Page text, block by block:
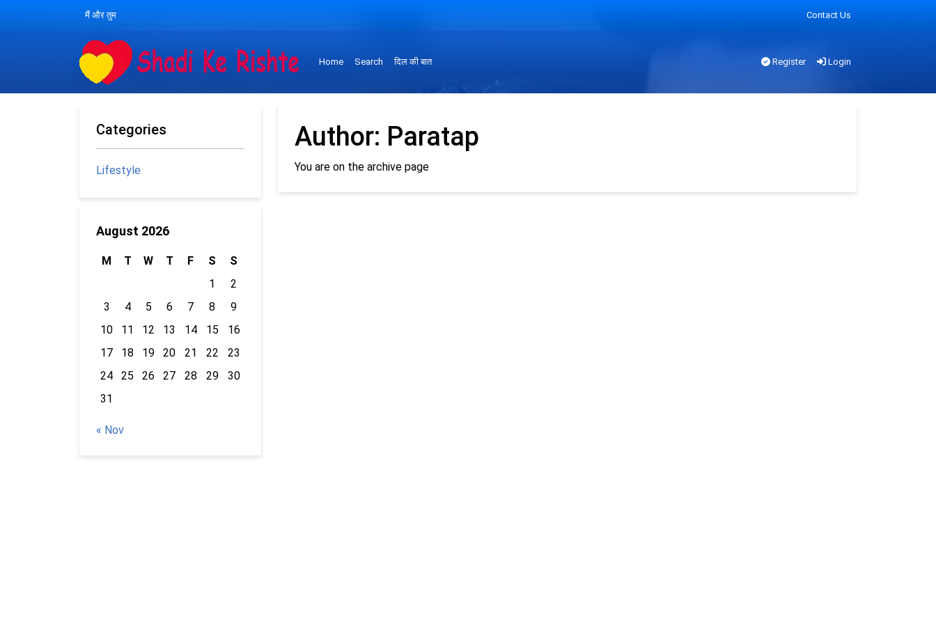
मैं और तुम Contact Us
Home Search दिल की बात Register Login
Author: Paratap
You are on the archive page
Categories
Lifestyle
August 2026
M T W T F S
S
1
2
3
4 5 6 7 8
9
10
11 12 13 14 15
16
17
18 19 20 21 22
23
24
25 26 27 28 29
30
31
« Nov